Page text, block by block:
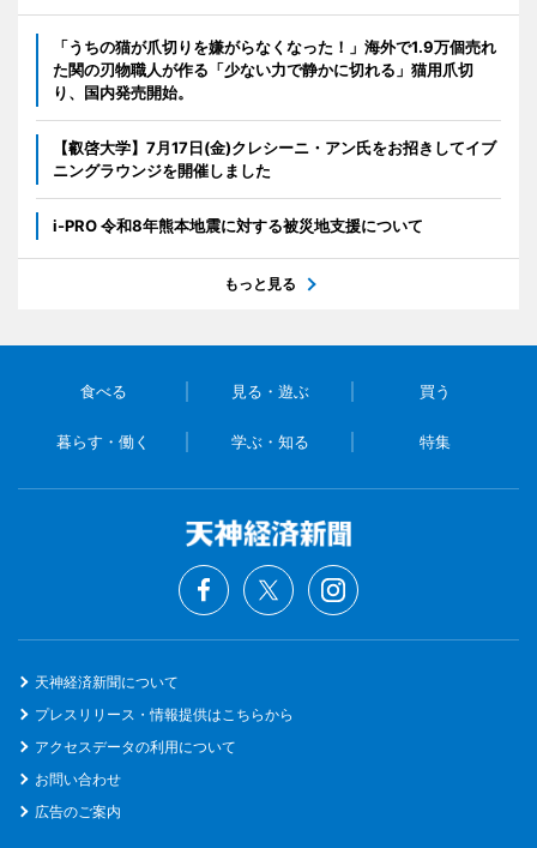
「うちの猫が爪切りを嫌がらなくなった！」海外で1.9万個売れ
た関の刃物職人が作る「少ない力で静かに切れる」猫用爪切
り、国内発売開始。
【叡啓大学】7月17日(金)クレシーニ・アン氏をお招きしてイブ
ニングラウンジを開催しました
i-PRO 令和8年熊本地震に対する被災地支援について
もっと見る
食べる 見る・遊ぶ 買う
暮らす・働く 学ぶ・知る 特集
天神経済新聞について
プレスリリース・情報提供はこちらから
アクセスデータの利用について
お問い合わせ
広告のご案内